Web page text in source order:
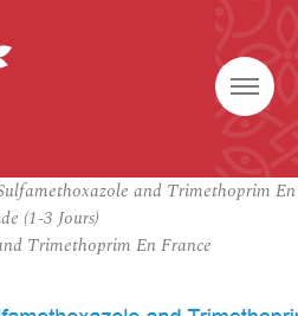
and Trimethoprim En
(1-3 Jours)
Trimethoprim En France